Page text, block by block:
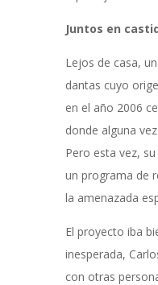
Juntos en
Lejos de casa,
dantas cuyo
en el año 2006
donde alguna
Pero esta vez,
un programa de
la amenazada
El proyecto iba
inesperada,
con otras